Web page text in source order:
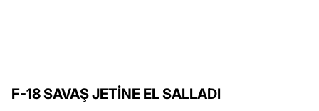
F-18 SAVAŞ JETİNE EL SALLADI